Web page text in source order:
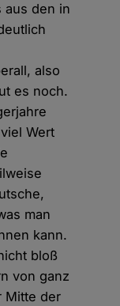
aus den in
also
es noch.
Wert
man
kann.
bloß
von ganz
Mitte der